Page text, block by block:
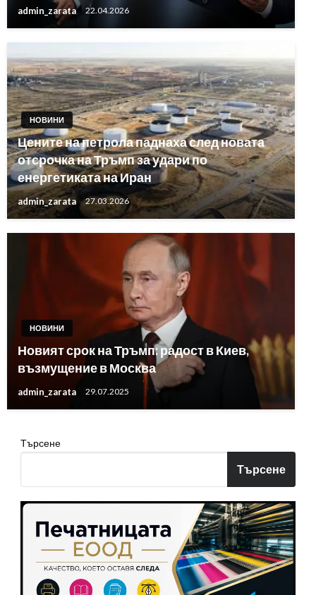
admin_zarata 22.04.2026
НОВИНИ
Цените на петрола паднаха след новата
отсрочка на Тръмп за удари по
енергетиката на Иран
admin_zarata 27.03.2026
НОВИНИ
Новият срок на Тръмп: радост в Киев,
възмущение в Москва
admin_zarata 29.07.2025
Търсене
Търсене